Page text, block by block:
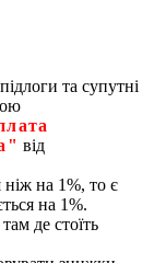
та супутні
від
ніж на 1%, то є
на 1%.
де стоїть